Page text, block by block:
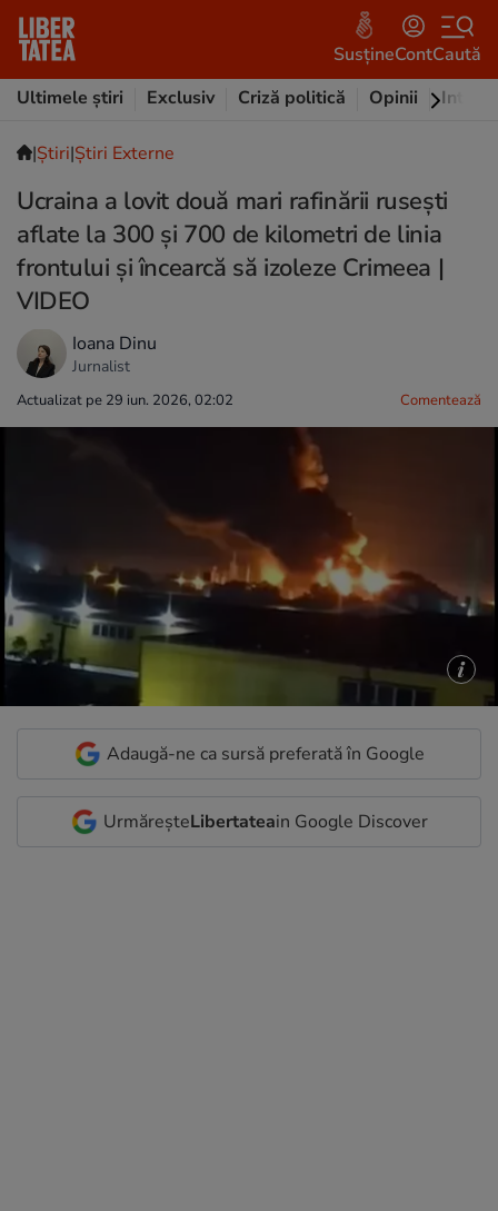
SusțineContCaută
Ultimele știri
Exclusiv Criză politică Opinii
|Ştiri|Știri Externe
Ucraina a lovit două mari rafinării rusești
aflate la 300 și 700 de kilometri de linia
frontului și încearcă să izoleze Crimeea |
VIDEO
Ioana Dinu
Jurnalist
Actualizat pe 29 iun. 2026, 02:02 Comentează
Adaugă-ne ca sursă preferată în Google
UrmăreșteLibertateain Google Discover